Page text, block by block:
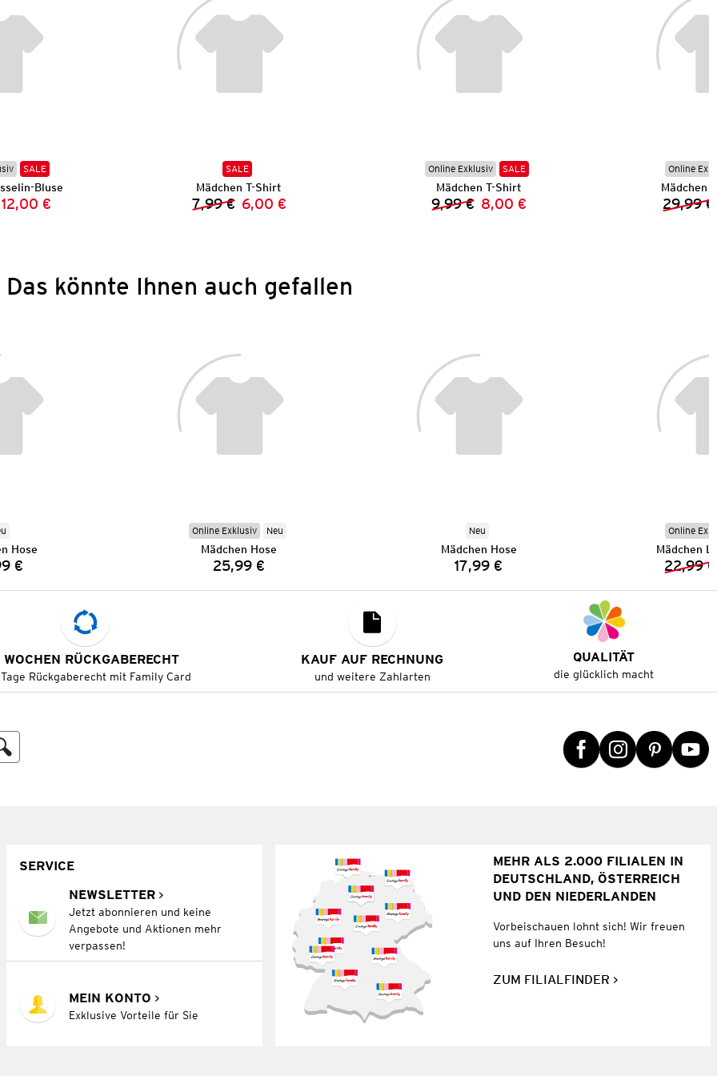
SALE
Bluse
Preis:
Preis:
12,00 €
SALE
Mädchen T-Shirt
Vorheriger Preis:
7,99 € Neuer Preis:
6,00 €
Online Exklusiv SALE
Mädchen T-Shirt
Vorheriger Preis:
9,99 € Neuer Preis:
8,00 €
Online
Mädchen
29,99 €
Das könnte Ihnen auch gefallen
Hose
€
Online Exklusiv Neu
Mädchen Hose
Preis:
25,99 €
Neu
Mädchen Hose
Preis:
17,99 €
Online
Mädchen
22,99 €
RÜCKGABERECHT
Rückgaberecht mit Family Card
KAUF AUF RECHNUNG
und weitere Zahlarten
QUALITÄT
die glücklich macht
SERVICE
NEWSLETTER
Jetzt abonnieren und keine
Angebote und Aktionen mehr
verpassen!
MEIN KONTO
Exklusive Vorteile für Sie
MEHR ALS 2.000 FILIALEN IN
DEUTSCHLAND, ÖSTERREICH
UND DEN NIEDERLANDEN
Vorbeischauen lohnt sich! Wir freuen
uns auf Ihren Besuch!
ZUM FILIALFINDER